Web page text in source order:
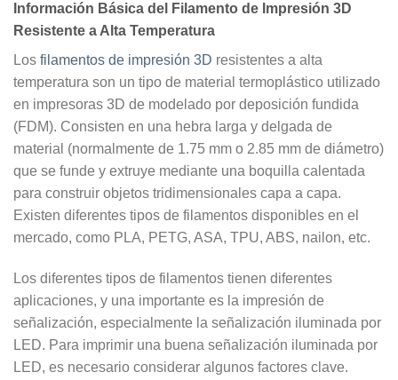
Información Básica del Filamento de Impresión 3D
Resistente a Alta Temperatura
Los filamentos de impresión 3D resistentes a alta
temperatura son un tipo de material termoplástico utilizado
en impresoras 3D de modelado por deposición fundida
(FDM). Consisten en una hebra larga y delgada de
material (normalmente de 1.75 mm o 2.85 mm de diámetro)
que se funde y extruye mediante una boquilla calentada
para construir objetos tridimensionales capa a capa.
Existen diferentes tipos de filamentos disponibles en el
mercado, como PLA, PETG, ASA, TPU, ABS, nailon, etc.
Los diferentes tipos de filamentos tienen diferentes
aplicaciones, y una importante es la impresión de
señalización, especialmente la señalización iluminada por
LED. Para imprimir una buena señalización iluminada por
LED, es necesario considerar algunos factores clave.